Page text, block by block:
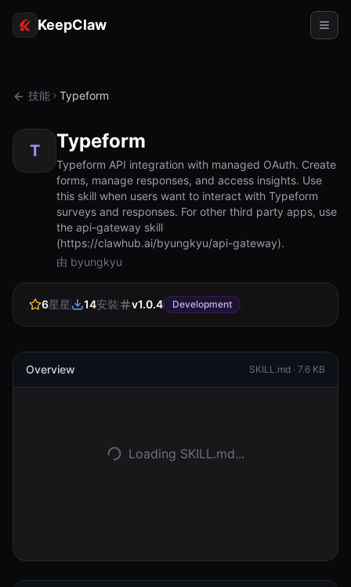
KeepClaw
令牌存取
使用案例
文檔
登入
技能 Typeform
T Typeform
Typeform API integration with managed OAuth. Create
forms, manage responses, and access insights. Use
this skill when users want to interact with Typeform
surveys and responses. For other third party apps, use
the api-gateway skill
(https://clawhub.ai/byungkyu/api-gateway).
由 byungkyu
6星星 14安裝 v1.0.4 Development
Overview SKILL.md · 7.6 KB
Loading SKILL.md...